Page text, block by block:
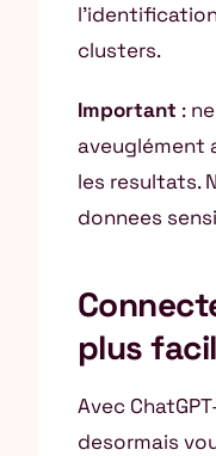
clusters.
Important :
aveuglément
les resultats.
donnees
plus
Avec
desormais